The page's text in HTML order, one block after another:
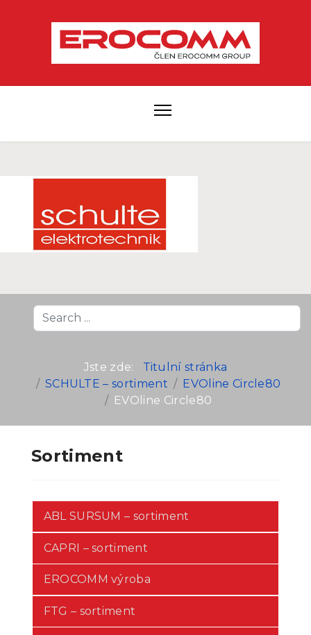
Search
...
Jste zde:
Titulní stránka
SCHULTE – sortiment
EVOline Circle80
EVOline Circle80
Sortiment
ABL SURSUM – sortiment
CAPRI – sortiment
EROCOMM výroba
FTG – sortiment